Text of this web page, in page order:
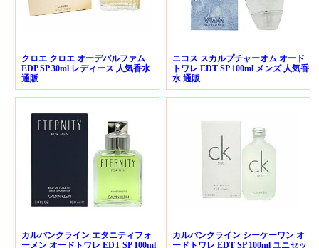
クロエ クロエ オーデパルファム
EDP SP 30ml レディース 人気香水
通販
ニコス スカルプチャーオム オード
トワレ EDT SP 100ml メンズ 人気香
水 通販
カルバンクライン エタニティフォ
ーメン オードトワレ EDT SP 100ml
カルバンクライン シーケーワン オ
ードトワレ EDT SP 100ml ユニセッ